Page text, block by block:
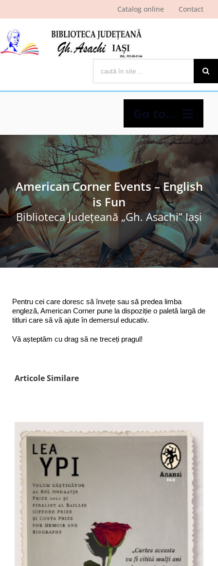
Catalog online Contact
Go to...
Despre bibliotecă
Pagina cititorului
Ştiri şi evenimente
Programe şi proiecte
Interes public
American Corner Events – English
is Fun
Biblioteca Judeţeană „Gh. Asachi” Iaşi
Pentru cei care doresc să învețe sau să predea limba
engleză, American Corner pune la dispoziție o paletă largă de
titluri care să vă ajute în demersul educativ.
Vă așteptăm cu drag să ne treceți pragul!
Articole Similare